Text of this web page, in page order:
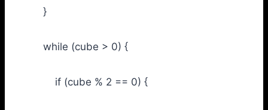
}
while (cube > 0) {
if (cube % 2 == 0) {